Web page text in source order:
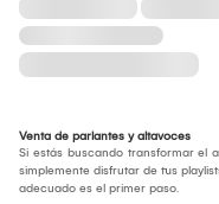
Venta de parlantes y altavoces
Si estás buscando transformar el
simplemente disfrutar de tus
adecuado es el primer paso.